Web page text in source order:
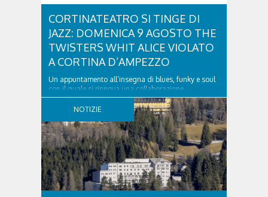
CORTINATEATRO SI TINGE DI
JAZZ: DOMENICA 9 AGOSTO THE
TWISTERS WHIT ALICE VIOLATO
A CORTINA D’AMPEZZO
Un appuntamento all’insegna di blues, funky e soul
con il quale si rinnova una collaborazione
collaudata, quella con il Dolomiti Blues&Soul
Festival. Domenica 9 agosto alle 18.00 in piazza
Dibona andrà in scena uno show carico di groove,
con una collaudatissima sessione ritmica e...
NOTIZIE